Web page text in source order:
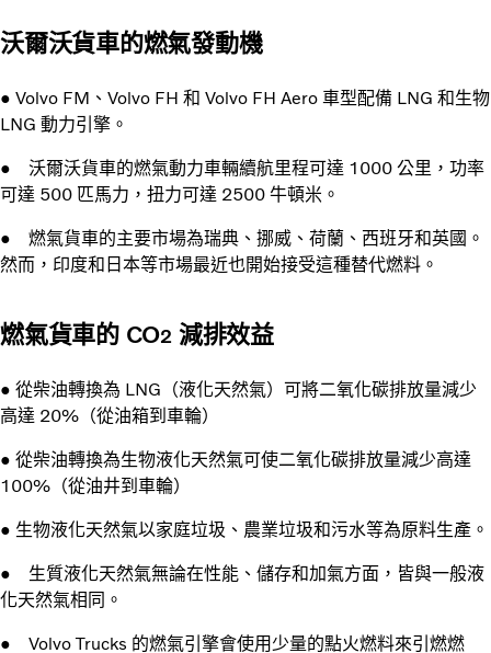
沃爾沃貨車的燃氣發動機
● Volvo FM、Volvo FH 和 Volvo FH Aero 車型配備 LNG 和生物
LNG 動力引擎。
● 沃爾沃貨車的燃氣動力車輛續航里程可達 1000 公里，功率
可達 500 匹馬力，扭力可達 2500 牛頓米。
● 燃氣貨車的主要市場為瑞典、挪威、荷蘭、西班牙和英國。
然而，印度和日本等市場最近也開始接受這種替代燃料。
燃氣貨車的 CO2 減排效益
● 從柴油轉換為 LNG（液化天然氣）可將二氧化碳排放量減少
高達 20%（從油箱到車輪）
● 從柴油轉換為生物液化天然氣可使二氧化碳排放量減少高達
100%（從油井到車輪）
● 生物液化天然氣以家庭垃圾、農業垃圾和污水等為原料生產。
● 生質液化天然氣無論在性能、儲存和加氣方面，皆與一般液
化天然氣相同。
● Volvo Trucks 的燃氣引擎會使用少量的點火燃料來引燃燃